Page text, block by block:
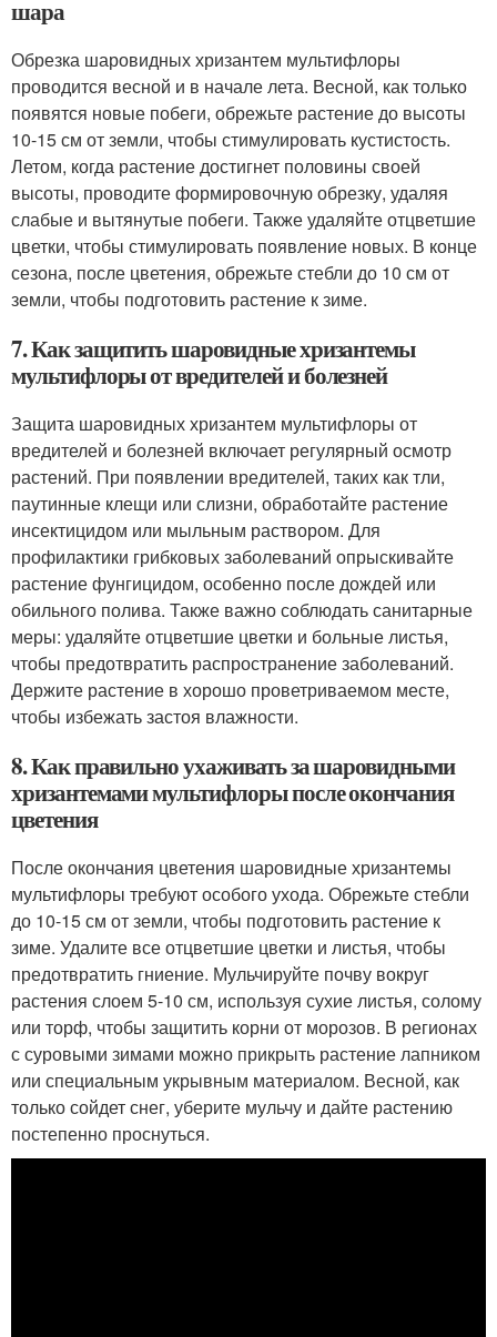
шара
Обрезка шаровидных хризантем мультифлоры
проводится весной и в начале лета. Весной, как только
появятся новые побеги, обрежьте растение до высоты
10-15 см от земли, чтобы стимулировать кустистость.
Летом, когда растение достигнет половины своей
высоты, проводите формировочную обрезку, удаляя
слабые и вытянутые побеги. Также удаляйте отцветшие
цветки, чтобы стимулировать появление новых. В конце
сезона, после цветения, обрежьте стебли до 10 см от
земли, чтобы подготовить растение к зиме.
7. Как защитить шаровидные хризантемы
мультифлоры от вредителей и болезней
Защита шаровидных хризантем мультифлоры от
вредителей и болезней включает регулярный осмотр
растений. При появлении вредителей, таких как тли,
паутинные клещи или слизни, обработайте растение
инсектицидом или мыльным раствором. Для
профилактики грибковых заболеваний опрыскивайте
растение фунгицидом, особенно после дождей или
обильного полива. Также важно соблюдать санитарные
меры: удаляйте отцветшие цветки и больные листья,
чтобы предотвратить распространение заболеваний.
Держите растение в хорошо проветриваемом месте,
чтобы избежать застоя влажности.
8. Как правильно ухаживать за шаровидными
хризантемами мультифлоры после окончания
цветения
После окончания цветения шаровидные хризантемы
мультифлоры требуют особого ухода. Обрежьте стебли
до 10-15 см от земли, чтобы подготовить растение к
зиме. Удалите все отцветшие цветки и листья, чтобы
предотвратить гниение. Мульчируйте почву вокруг
растения слоем 5-10 см, используя сухие листья, солому
или торф, чтобы защитить корни от морозов. В регионах
с суровыми зимами можно прикрыть растение лапником
или специальным укрывным материалом. Весной, как
только сойдет снег, уберите мульчу и дайте растению
постепенно проснуться.